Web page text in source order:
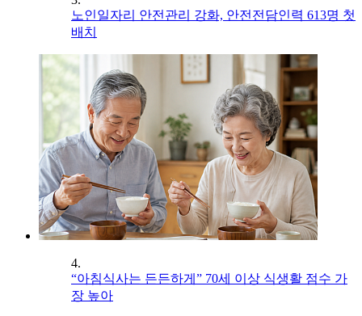
노인일자리 안전관리 강화, 안전전담인력 613명 첫
배치
4.
“아침식사는 든든하게” 70세 이상 식생활 점수 가
장 높아